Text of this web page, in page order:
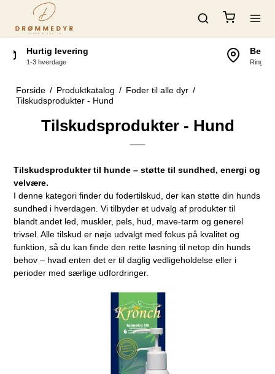
Forside / Produktkatalog / Foder til alle dyr /
Tilskudsprodukter - Hund
Tilskudsprodukter - Hund
Tilskudsprodukter til hunde – støtte til sundhed, energi og
velvære.
I denne kategori finder du fodertilskud, der kan støtte din hunds
sundhed i hverdagen. Vi tilbyder et udvalg af produkter til
blandt andet led, muskler, pels, hud, mave-tarm og generel
trivsel. Alle tilskud er nøje udvalgt med fokus på kvalitet og
funktion, så du kan finde den rette løsning til netop din hunds
behov – hvad enten det er til daglig vedligeholdelse eller i
perioder med særlige udfordringer.